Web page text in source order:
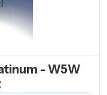
- W5W